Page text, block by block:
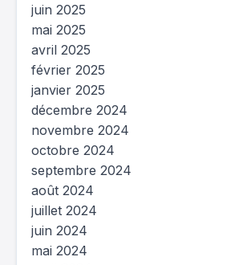
juin 2025
mai 2025
avril 2025
février 2025
janvier 2025
décembre 2024
novembre 2024
octobre 2024
septembre 2024
août 2024
juillet 2024
juin 2024
mai 2024